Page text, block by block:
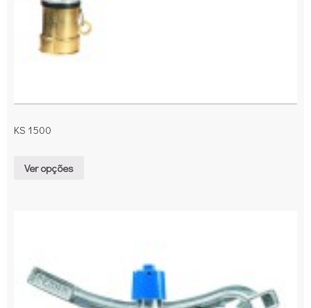
KS 1500
Ver opções